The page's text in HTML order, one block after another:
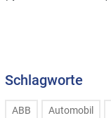
Schlagworte
ABB Automobil